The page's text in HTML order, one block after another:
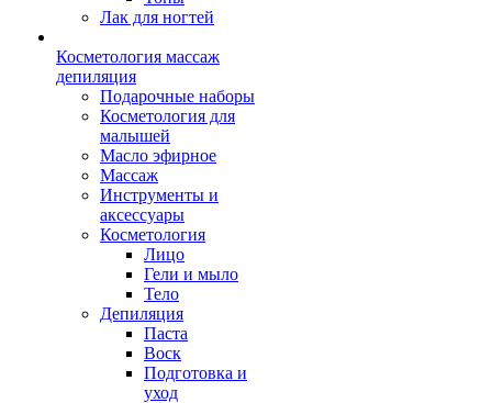
Лак для ногтей
Косметология массаж
депиляция
Подарочные наборы
Косметология для
малышей
Масло эфирное
Массаж
Инструменты и
аксессуары
Косметология
Лицо
Гели и мыло
Тело
Депиляция
Паста
Воск
Подготовка и
уход